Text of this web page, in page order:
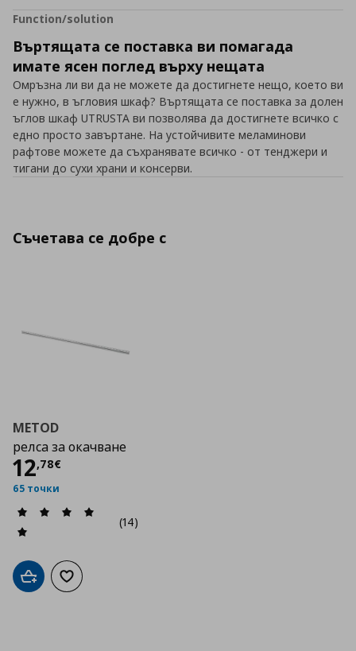
Function/solution
Въртящата се поставка ви помагада
имате ясен поглед върху нещата
Омръзна ли ви да не можете да достигнете нещо, което ви
е нужно, в ъгловия шкаф? Въртящата се поставка за долен
ъглов шкаф UTRUSTA ви позволява да достигнете всичко с
едно просто завъртане. На устойчивите меламинови
рафтове можете да съхранявате всичко - от тенджери и
тигани до сухи храни и консерви.
Съчетава се добре с
METOD
релса за окачване
12,78€
Цена
65 точки
(14)
Добави в кошницата
Добави към списъка с любими